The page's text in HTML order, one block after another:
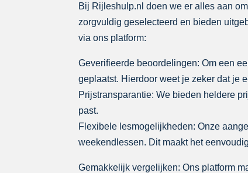
Bij Rijleshulp.nl doen we er alles aan
zorgvuldig geselecteerd en bieden
via ons platform:
Geverifieerde beoordelingen: Om een
geplaatst. Hierdoor weet je zeker dat je
Prijstransparantie: We bieden heldere
past.
Flexibele lesmogelijkheden: Onze
weekendlessen. Dit maakt het
Gemakkelijk vergelijken: Ons platform